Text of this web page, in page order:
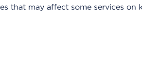
that may affect some services